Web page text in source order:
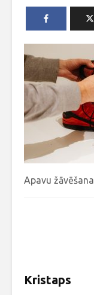
Apavu žāvēšana
Kristaps